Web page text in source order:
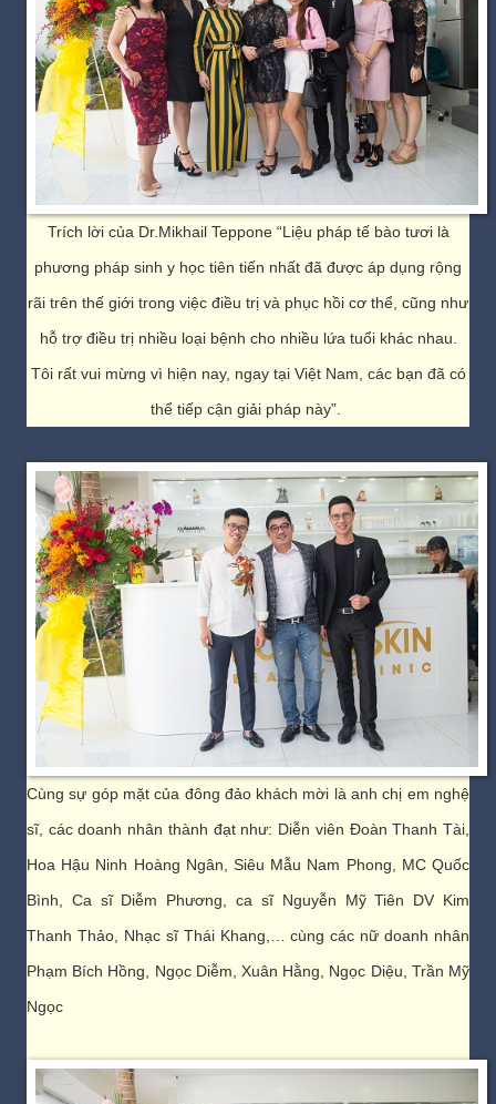
Trích lời của Dr.Mikhail Teppone “Liệu pháp tế bào tươi là
phương pháp sinh y học tiên tiến nhất đã được áp dụng rộng
rãi trên thế giới trong việc điều trị và phục hồi cơ thể, cũng như
hỗ trợ điều trị nhiều loại bệnh cho nhiều lứa tuổi khác nhau.
Tôi rất vui mừng vì hiện nay, ngay tại Việt Nam, các bạn đã có
thể tiếp cận giải pháp này”.
Cùng sự góp mặt của đông đảo khách mời là anh chị em nghệ
sĩ, các doanh nhân thành đạt như: Diễn viên Đoàn Thanh Tài,
Hoa Hậu Ninh Hoàng Ngân, Siêu Mẫu Nam Phong, MC Quốc
Bình, Ca sĩ Diễm Phương, ca sĩ Nguyễn Mỹ Tiên DV Kim
Thanh Thảo, Nhạc sĩ Thái Khang,… cùng các nữ doanh nhân
Phạm Bích Hồng, Ngọc Diễm, Xuân Hằng, Ngọc Diệu, Trần Mỹ
Ngọc